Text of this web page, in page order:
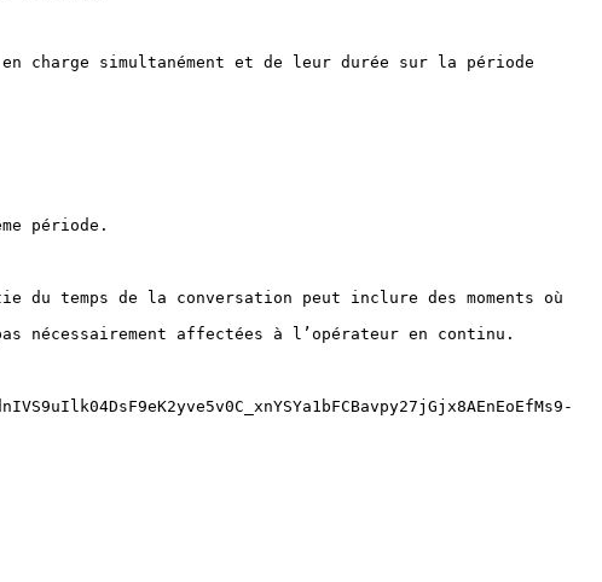
charge simultanément et de leur durée sur la période
période.
du temps de la conversation peut inclure des moments où
nécessairement affectées à l’opérateur en continu.